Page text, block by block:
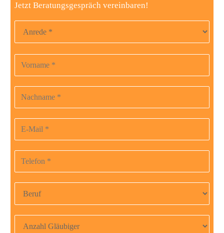
Jetzt Beratungsgespräch vereinbaren!
Anrede
B
t
a
s
i
Vorname
Nachname
E-Mail-Adresse
Telefonnummer
Beruf
Anzahl Gläubiger